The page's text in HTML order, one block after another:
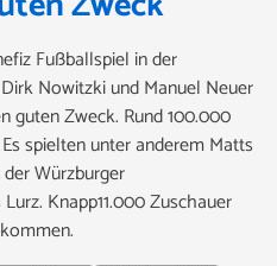
Fußballspiel in der
Nowitzki und Manuel Neuer
guten Zweck. Rund 100.000
spielten unter anderem Matts
Würzburger
Knapp11.000 Zuschauer